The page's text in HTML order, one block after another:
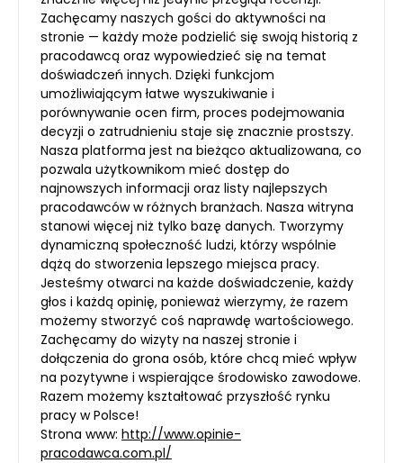
Zachęcamy naszych gości do aktywności na
stronie — każdy może podzielić się swoją historią z
pracodawcą oraz wypowiedzieć się na temat
doświadczeń innych. Dzięki funkcjom
umożliwiającym łatwe wyszukiwanie i
porównywanie ocen firm, proces podejmowania
decyzji o zatrudnieniu staje się znacznie prostszy.
Nasza platforma jest na bieżąco aktualizowana, co
pozwala użytkownikom mieć dostęp do
najnowszych informacji oraz listy najlepszych
pracodawców w różnych branżach. Nasza witryna
stanowi więcej niż tylko bazę danych. Tworzymy
dynamiczną społeczność ludzi, którzy wspólnie
dążą do stworzenia lepszego miejsca pracy.
Jesteśmy otwarci na każde doświadczenie, każdy
głos i każdą opinię, ponieważ wierzymy, że razem
możemy stworzyć coś naprawdę wartościowego.
Zachęcamy do wizyty na naszej stronie i
dołączenia do grona osób, które chcą mieć wpływ
na pozytywne i wspierające środowisko zawodowe.
Razem możemy kształtować przyszłość rynku
pracy w Polsce!
Strona www: http://www.opinie-
pracodawca.com.pl/